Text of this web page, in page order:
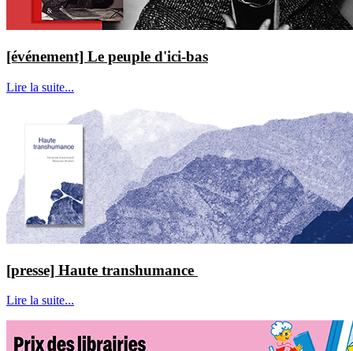
[événement] Le peuple d'ici-bas
Lire la suite...
[presse] Haute transhumance
Lire la suite...